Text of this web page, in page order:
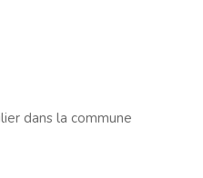
dans la commune